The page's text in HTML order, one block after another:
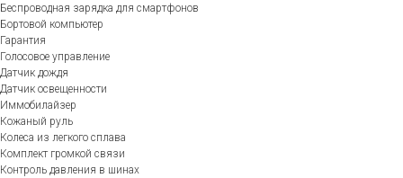
Беспроводная зарядка для смартфонов
Бортовой компьютер
Гарантия
Голосовое управление
Датчик дождя
Датчик освещенности
Иммобилайзер
Кожаный руль
Колеса из легкого сплава
Комплект громкой связи
Контроль давления в шинах